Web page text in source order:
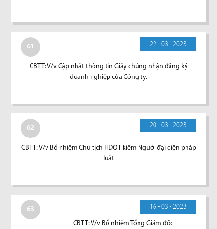
61 22 - 03 - 2023
CBTT: V/v Cập nhật thông tin Giấy chứng nhận đăng ký
doanh nghiệp của Công ty.
62 20 - 03 - 2023
CBTT: V/v Bổ nhiệm Chủ tịch HĐQT kiêm Người đại diện pháp
luật
63 16 - 03 - 2023
CBTT: V/v Bổ nhiệm Tổng Giám đốc